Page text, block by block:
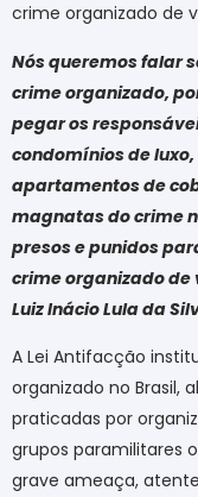
crime organizado de
Nós queremos falar
crime organizado,
pegar os
condomínios de
apartamentos de
magnatas do crime
presos e punidos
crime organizado de
Luiz Inácio Lula da
A Lei Antifacção
organizado no Brasil,
praticadas por
grupos paramilitares
grave ameaça,